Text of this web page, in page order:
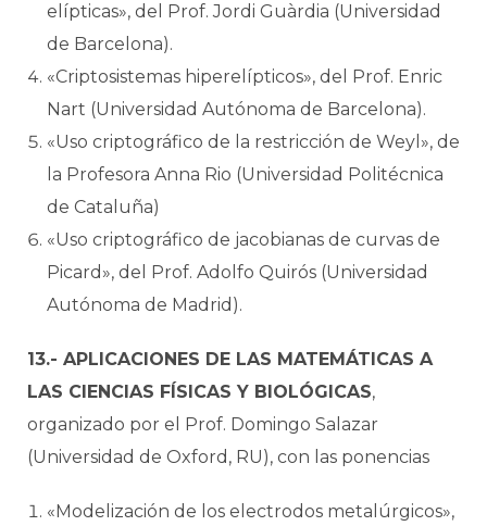
elípticas», del Prof. Jordi Guàrdia (Universidad
de Barcelona).
«Criptosistemas hiperelípticos», del Prof. Enric
Nart (Universidad Autónoma de Barcelona).
«Uso criptográfico de la restricción de Weyl», de
la Profesora Anna Rio (Universidad Politécnica
de Cataluña)
«Uso criptográfico de jacobianas de curvas de
Picard», del Prof. Adolfo Quirós (Universidad
Autónoma de Madrid).
13.- APLICACIONES DE LAS MATEMÁTICAS A
LAS CIENCIAS FÍSICAS Y BIOLÓGICAS,
organizado por el Prof. Domingo Salazar
(Universidad de Oxford, RU), con las ponencias
«Modelización de los electrodos metalúrgicos»,